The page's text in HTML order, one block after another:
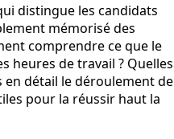
distingue les candidats
mémorisé des
comprendre ce que le
heures de travail ? Quelles
détail le déroulement de
pour la réussir haut la